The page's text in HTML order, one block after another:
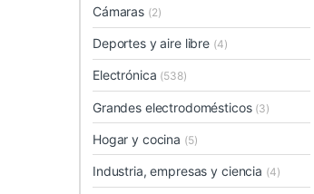
Cámaras (2)
Deportes y aire libre (4)
Electrónica (538)
Grandes electrodomésticos (3)
Hogar y cocina (5)
Industria, empresas y ciencia (4)